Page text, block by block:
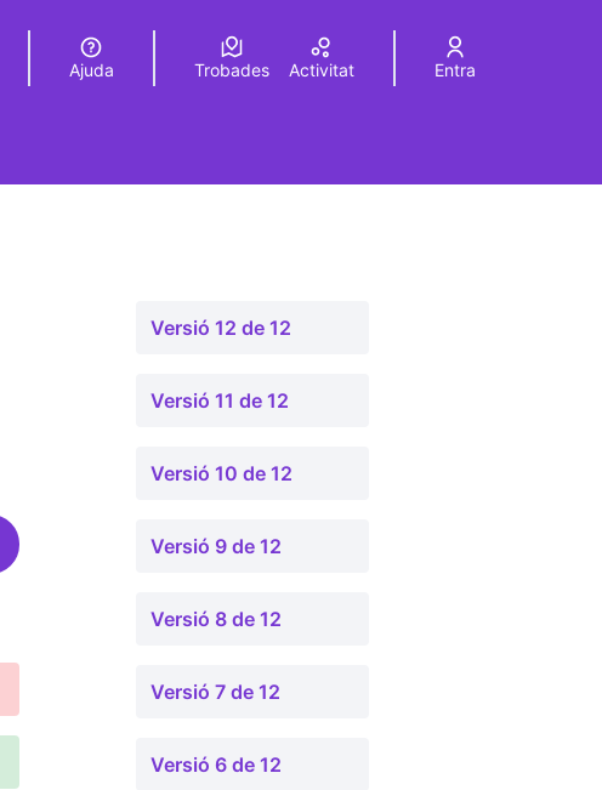
Elegir el idioma Choose language
Ajuda Trobades Activitat Entra
Versió 12 de 12
Versió 11 de 12
Versió 10 de 12
Versió 9 de 12
Versió 8 de 12
Versió 7 de 12
Versió 6 de 12